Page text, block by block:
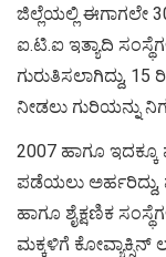
ಜಿಲ್ಲೆಯಲ್ಲಿ ಈಗಾಗಲೇ
ಐ.ಟಿ.ಐ ಇತ್ಯಾದಿ
ಗುರುತಿಸಲಾಗಿದ್ದು,
ನೀಡಲು ಗುರಿಯನ್ನು
2007 ಹಾಗೂ ಇದಕ್ಕೂ
ಪಡೆಯಲು ಅರ್ಹರಿದ್ದು,
ಹಾಗೂ ಶೈಕ್ಷಣಿಕ
ಮಕ್ಕಳಿಗೆ ಕೋವ್ಯಾಕ್ಸಿನ್